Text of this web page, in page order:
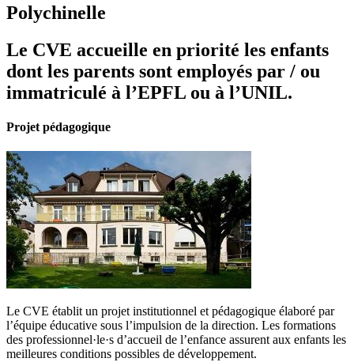
Polychinelle
Le CVE accueille en priorité les enfants
dont les parents sont employés par / ou
immatriculé à l’EPFL ou à l’UNIL.
Projet pédagogique
Le CVE établit un projet institutionnel et pédagogique élaboré par
l’équipe éducative sous l’impulsion de la direction. Les formations
des professionnel·le·s d’accueil de l’enfance assurent aux enfants les
meilleures conditions possibles de développement.